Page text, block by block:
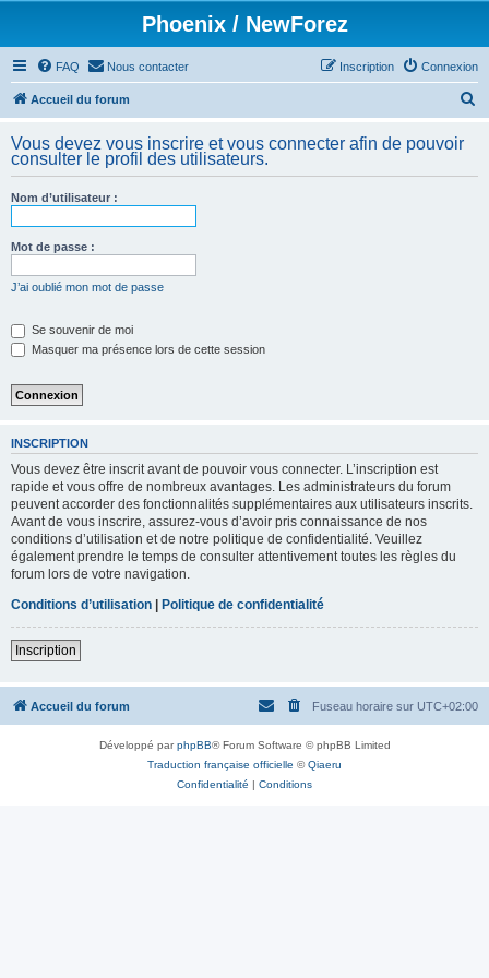
Phoenix / NewForez
FAQ Nous contacter Connexion
Inscription
Accueil du forum
h
Vous devez vous inscrire et vous connecter afin de pouvoir
consulter le profil des utilisateurs.
Nom d’utilisateur :
Mot de passe :
J’ai oublié mon mot de passe
Se souvenir de moi
Masquer ma présence lors de cette session
INSCRIPTION
Vous devez être inscrit avant de pouvoir vous connecter. L’inscription est
rapide et vous offre de nombreux avantages. Les administrateurs du forum
peuvent accorder des fonctionnalités supplémentaires aux utilisateurs inscrits.
Avant de vous inscrire, assurez-vous d’avoir pris connaissance de nos
conditions d’utilisation et de notre politique de confidentialité. Veuillez
également prendre le temps de consulter attentivement toutes les règles du
forum lors de votre navigation.
Conditions d’utilisation | Politique de confidentialité
Inscription
Accueil du forum Fuseau horaire sur UTC+02:00
Développé parphpBB® Forum Software © phpBB Limited
Traduction française officielle ©Qiaeru
Confidentialité | Conditions